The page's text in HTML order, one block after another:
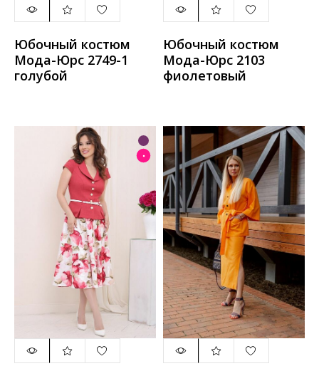
Юбочный костюм
Мода-Юрс 2749-1
голубой
Юбочный костюм
Мода-Юрс 2103
фиолетовый